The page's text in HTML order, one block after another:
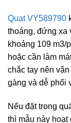
Quạt VY589790
thoáng, đứng xa
khoảng 109
hoặc cần làm
chắc tay nên
gàng và dễ phối
Nếu đặt trong
thì mẫu này